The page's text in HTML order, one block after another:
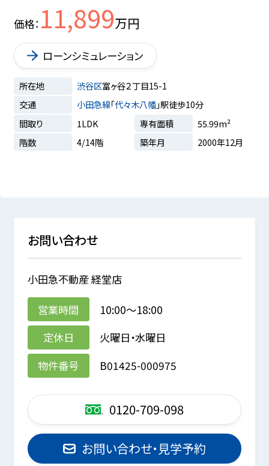
価格 11,899万円
ローンシミュレーション
所在地 渋谷区富ヶ谷２丁目15-1
交通
小田急線「代々木八幡」駅徒歩10分
間取り
1LDK 専有面積
55.99m²
階数
4/14階 築年月 2000年12月
お問い合わせ
小田急不動産 経堂店
営業時間
10:00～18:00
定休日
火曜日・水曜日
物件番号
B01425-000975
0120-709-098
お問い合わせ・見学予約